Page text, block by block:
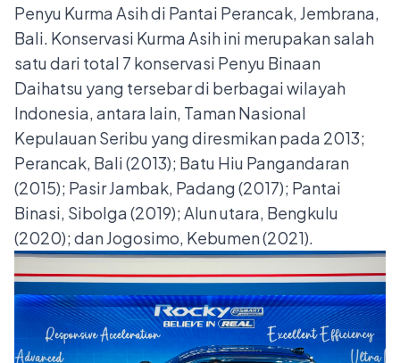
Penyu Kurma Asih di Pantai Perancak, Jembrana,
Bali. Konservasi Kurma Asih ini merupakan salah
satu dari total 7 konservasi Penyu Binaan
Daihatsu yang tersebar di berbagai wilayah
Indonesia, antara lain, Taman Nasional
Kepulauan Seribu yang diresmikan pada 2013;
Perancak, Bali (2013); Batu Hiu Pangandaran
(2015); Pasir Jambak, Padang (2017); Pantai
Binasi, Sibolga (2019); Alun utara, Bengkulu
(2020); dan Jogosimo, Kebumen (2021).